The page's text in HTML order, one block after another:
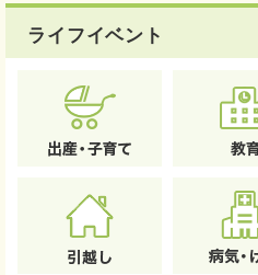
ライフイベント